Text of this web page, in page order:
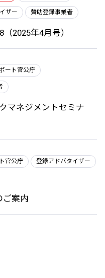
ザー 賛助登録事業者
2025年4月号）
ート官公庁
マネジメントセミナ
官公庁 登録アドバタイザー
ご案内